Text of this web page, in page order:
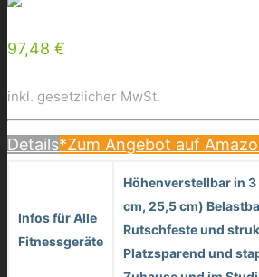
97,48 €
inkl. gesetzlicher MwSt.
Details*Zum Angebot auf
Infos für Alle
Fitnessgeräte
Höhenverstellbar in
cm, 25,5 cm)
Rutschfeste und
Platzsparend und